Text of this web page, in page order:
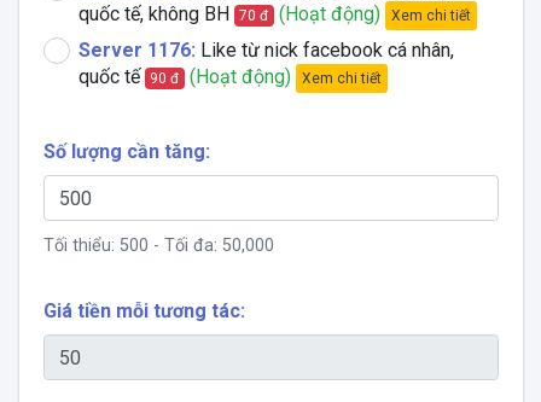
quốc tế, không BH
70 đ (Hoạt động) Xem chi tiết
Server 1176: Like từ nick facebook cá nhân,
quốc tế 90 đ (Hoạt động) Xem chi tiết
Số lượng cần tăng:
Tối thiểu: 500 - Tối đa: 50,000
Giá tiền mỗi tương tác: